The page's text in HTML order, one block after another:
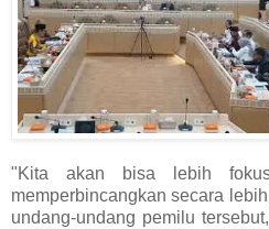
"Kita akan bisa lebih
memperbincangkan secara
undang-undang pemilu